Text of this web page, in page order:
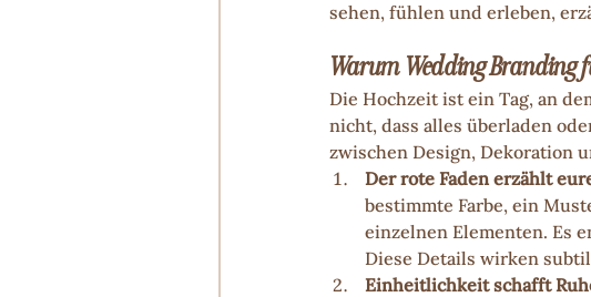
sehen, fühlen und erleben,
Warum Wedding Branding
Die Hochzeit ist ein Tag, an
nicht, dass alles überladen
zwischen Design, Dekoration
Der rote Faden erzählt
bestimmte Farbe, ein
einzelnen Elementen. Es
Diese Details wirken
Einheitlichkeit schafft